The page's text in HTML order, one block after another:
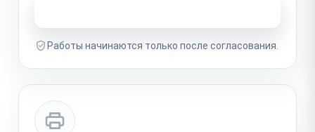
Работы начинаются только после согласования.